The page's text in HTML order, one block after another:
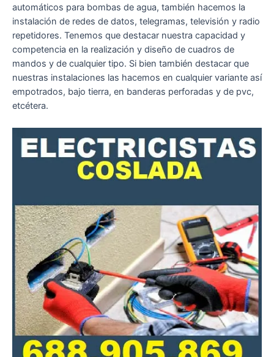
automáticos para bombas de agua, también hacemos la
instalación de redes de datos, telegramas, televisión y radio
repetidores. Tenemos que destacar nuestra capacidad y
competencia en la realización y diseño de cuadros de
mandos y de cualquier tipo. Si bien también destacar que
nuestras instalaciones las hacemos en cualquier variante así
empotrados, bajo tierra, en banderas perforadas y de pvc,
etcétera.